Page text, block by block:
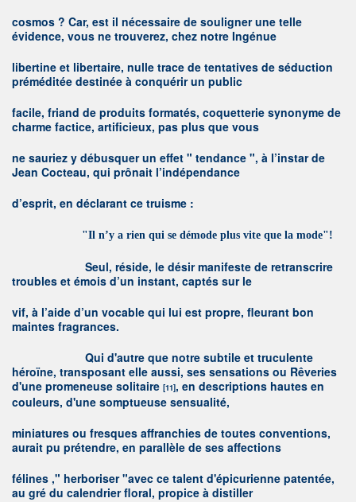
cosmos ? Car, est il nécessaire de souligner une telle
évidence, vous ne trouverez, chez notre Ingénue
libertine et libertaire, nulle trace de tentatives de séduction
préméditée destinée à conquérir un public
facile, friand de produits formatés, coquetterie synonyme de
charme factice, artificieux, pas plus que vous
ne sauriez y débusquer un effet " tendance ", à l’instar de
Jean Cocteau, qui prônait l’indépendance
d’esprit, en déclarant ce truisme :
"Il n’y a rien qui se démode plus vite que la mode"!
Seul, réside, le désir manifeste de retranscrire
troubles et émois d’un instant, captés sur le
vif, à l’aide d’un vocable qui lui est propre, fleurant bon
maintes fragrances.
Qui d'autre que notre subtile et truculente
héroïne, transposant elle aussi, ses sensations ou Rêveries
d'une promeneuse solitaire [11], en descriptions hautes en
couleurs, d'une somptueuse sensualité,
miniatures ou fresques affranchies de toutes conventions,
aurait pu prétendre, en parallèle de ses affections
félines ," herboriser "avec ce talent d'épicurienne patentée,
au gré du calendrier floral, propice à distiller